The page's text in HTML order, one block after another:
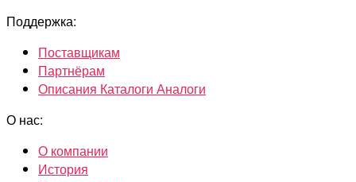
Поддержка:
Поставщикам
Партнёрам
Описания Каталоги Аналоги
О нас:
О компании
История